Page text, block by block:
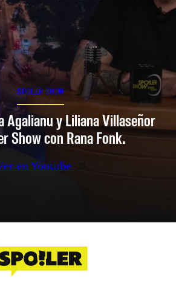
SPOILER SHOW
Agalianu y Liliana Villaseñor
Show con Rana Fonk.
en Youtube